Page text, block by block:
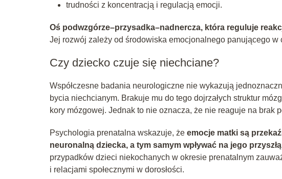
trudności z koncentracją i regulacją emocji.
Oś podwzgórze–przysadka–nadnercza, która reguluje
Jej rozwój zależy od środowiska emocjonalnego panującego w
Czy dziecko czuje się niechciane?
Współczesne badania neurologiczne nie wykazują
bycia niechcianym. Brakuje mu do tego dojrzałych struktur
kory mózgowej. Jednak to nie oznacza, że nie reaguje na brak
Psychologia prenatalna wskazuje, że emocje matki są
neuronalną dziecka, a tym samym wpływać na jego
przypadków dzieci niekochanych w okresie prenatalnym
i relacjami społecznymi w dorosłości.